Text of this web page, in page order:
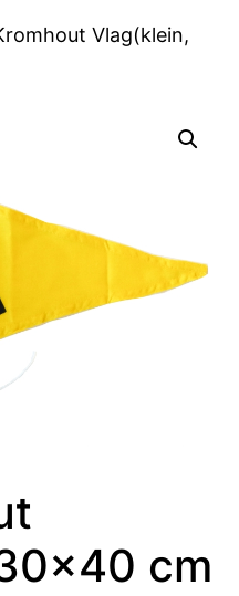
Vlag(klein,
cm